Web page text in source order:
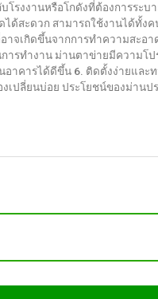
รงงานหรือโกดังที่ต้องการระบ
ได้สะดวก สามารถใช้งานได้ทั้ง
จเกิดขึ้นจากการทำความสะอ
ารทำงาน ม่านตาข่ายมีความโป
อาคารได้ดีขึ้น 6. ติดตั้งง่ายและ
เปลี่ยนบ่อย ประโยชน์ของม่าน